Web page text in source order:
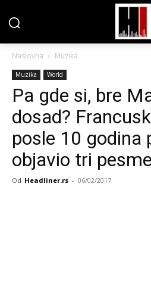
Naslovna Muzika
Muzika World
Pa gde si, bre
dosad?
posle 10 godina
objavio tri pesme
Od Headliner.rs - 06/02/2017